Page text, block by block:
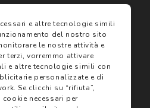
e condizioni
di vendita
di sicurezza sui prodotti
e altre tecnologie simili
del nostro sito
le nostre attività e
terzi, vorremmo attivare
e altre tecnologie simili con
personalizzate e di
Se clicchi su “rifiuta”,
necessari per